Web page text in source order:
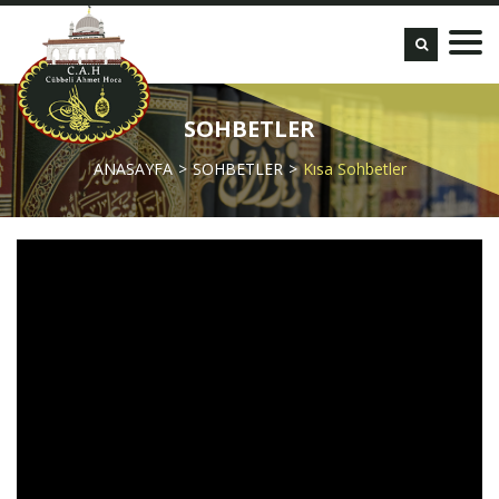
SOHBETLER
ANASAYFA SOHBETLER Kısa Sohbetler